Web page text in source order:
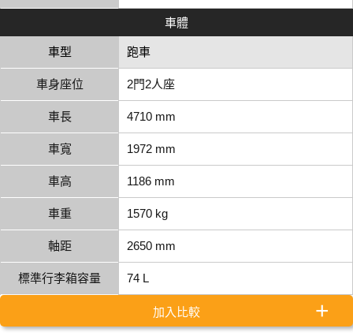
車體
車型 跑車
車身座位 2門2人座
車長 4710 mm
車寬 1972 mm
車高 1186 mm
車重 1570 kg
軸距 2650 mm
標準行李箱容量 74 L
加入比較